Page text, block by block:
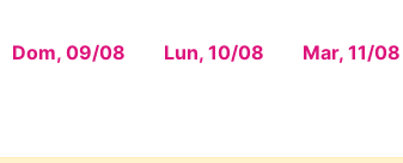
Dom, 09/08 Lun, 10/08 Mar, 11/08